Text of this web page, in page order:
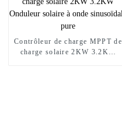
Contrôleur de charge MPPT de
charge solaire 2KW 3.2KW